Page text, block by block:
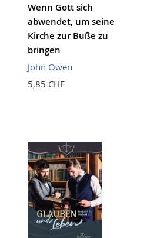
Wenn Gott sich
abwendet, um seine
Kirche zur Buße zu
bringen
John Owen
5,85 CHF